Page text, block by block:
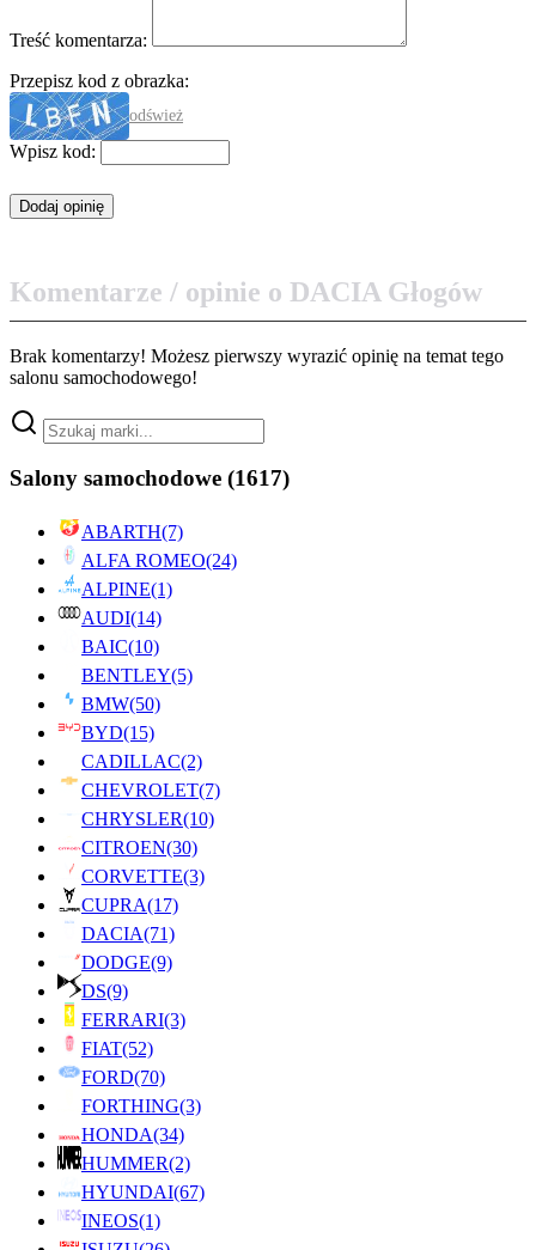
Treść komentarza:
Przepisz kod z obrazka:
odśwież
Wpisz kod:
Komentarze / opinie o DACIA Głogów
Brak komentarzy! Możesz pierwszy wyrazić opinię na temat tego
salonu samochodowego!
Salony samochodowe (1617)
ABARTH(7)
ALFA ROMEO(24)
ALPINE(1)
AUDI(14)
BAIC(10)
BENTLEY(5)
BMW(50)
BYD(15)
CADILLAC(2)
CHEVROLET(7)
CHRYSLER(10)
CITROEN(30)
CORVETTE(3)
CUPRA(17)
DACIA(71)
DODGE(9)
DS(9)
FERRARI(3)
FIAT(52)
FORD(70)
FORTHING(3)
HONDA(34)
HUMMER(2)
HYUNDAI(67)
INEOS(1)